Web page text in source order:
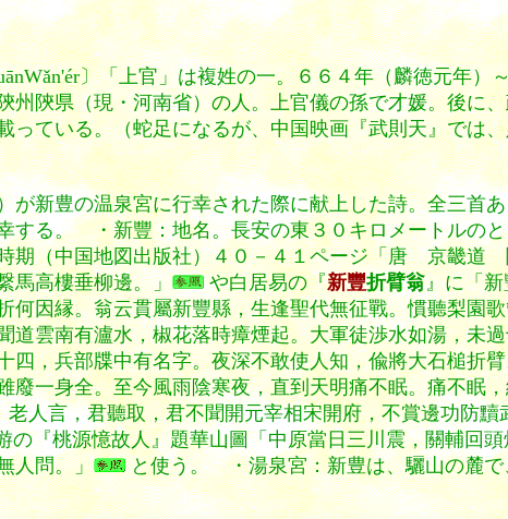
〕「上官」は複姓の一。６６４年（麟徳元年
州陝県（現・河南省）の人。上官儀の孫で才媛。後
っている。（蛇足になるが、中国映画『武則天』では
新豊の温泉宮に行幸された際に献上した詩。全三首
る。 ・新豐：地名。長安の東３０キロメートルの
期（中国地図出版社）４０－４１ページ「唐 京畿道
馬高樓垂柳邊。」 や白居易の『新豐折臂翁』に「
何因縁。翁云貫屬新豐縣，生逢聖代無征戰。慣聽梨園
道雲南有瀘水，椒花落時瘴煙起。大軍徒渉水如湯，未
四，兵部牒中有名字。夜深不敢使人知，偸將大石槌折
廢一身全。至今風雨陰寒夜，直到天明痛不眠。痛不眠
老人言，君聽取，君不聞開元宰相宋開府，不賞邊功防
の『桃源憶故人』題華山圖「中原當日三川震，關輔
人問。」
と使う。 ・湯泉宮：新豊は、驪山の麓で